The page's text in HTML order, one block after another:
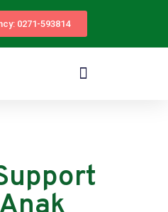
0271-593814